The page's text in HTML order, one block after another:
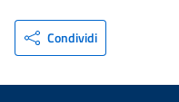
Condividi